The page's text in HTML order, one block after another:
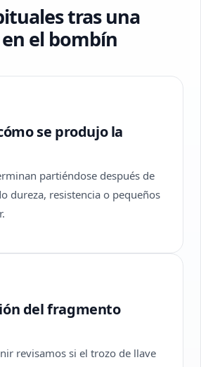
tras una
el bombín
se produjo la
partiéndose después de
dureza, resistencia o pequeños
del fragmento
revisamos si el trozo de llave